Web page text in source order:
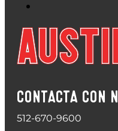
CONTACTA CON
512-670-9600